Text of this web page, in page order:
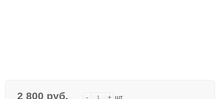
2 800 руб. - + шт